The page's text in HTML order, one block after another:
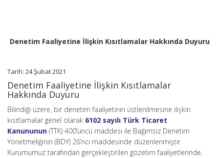
Denetim Faaliyetine İlişkin Kısıtlamalar Hakkında Duyuru
Tarih: 24 Şubat 2021
Denetim Faaliyetine İlişkin Kısıtlamalar
Hakkında Duyuru
Bilindiği üzere, bir denetim faaliyetinin üstlenilmesine ilişkin
kısıtlamalar genel olarak 6102 sayılı Türk Ticaret
Kanununun (TTK) 400’üncü maddesi ile Bağımsız Denetim
Yönetmeliğinin (BDY) 26’ncı maddesinde düzenlenmiştir.
Kurumumuz tarafından gerçekleştirilen gözetim faaliyetlerinde,